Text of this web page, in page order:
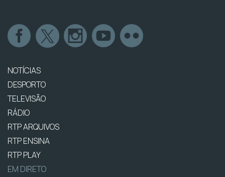
NOTÍCIAS
DESPORTO
TELEVISÃO
RÁDIO
RTP ARQUIVOS
RTP ENSINA
RTP PLAY
EM DIRETO